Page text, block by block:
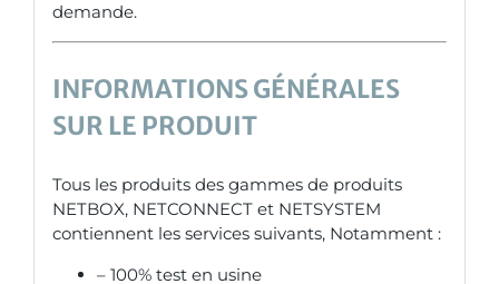
demande.
INFORMATIONS GÉNÉRALES
SUR LE PRODUIT
Tous les produits des gammes de produits
NETBOX, NETCONNECT et NETSYSTEM
contiennent les services suivants, Notamment :
– 100% test en usine